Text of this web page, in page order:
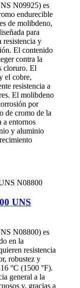
N09925) es
endurecible
de molibdeno,
para
resistencia y
El contenido
contra la
cloruro. El
el cobre,
resistencia a
El molibdeno
por
de cromo de la
a entornos
y aluminio
UNS
N08800) es
en la
resistencia
robustez y
°C (1500 °F).
general a la
y, gracias a